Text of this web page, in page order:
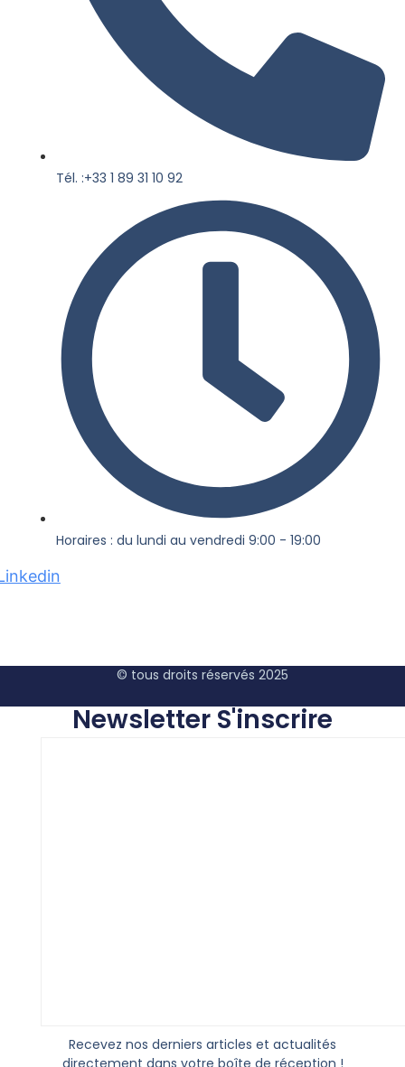
Tél. :+33 1 89 31 10 92
Horaires : du lundi au vendredi 9:00 - 19:00
© tous droits réservés 2025
Newsletter S'inscrire
Recevez nos derniers articles et actualités
directement dans votre boîte de réception !